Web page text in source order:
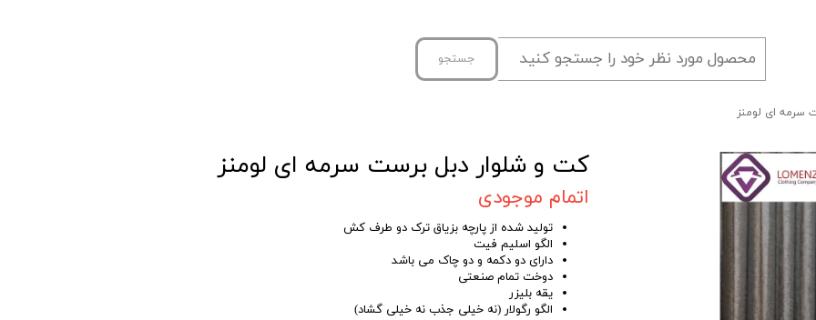
خروج از
حساب
سرمه ای لومنز
کت و شلوار دبل برست سرمه ای لومنز
اتمام موجودی
تولید شده از پارچه بزیاق ترک دو طرف کش
الگو اسلیم فیت
دارای دو دکمه و دو چاک می باشد
دوخت تمام صنعتی
یقه بلیزر
الگو رگولار (نه خیلی جذب نه خیلی گشاد)
جستجو